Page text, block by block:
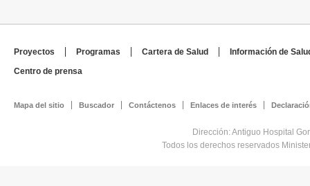
Proyectos Programas Cartera de Salud
Información de
Centro de prensa
Mapa del sitio Buscador Contáctenos Enlaces de interés
Dirección: Antiguo Hospital
Todos los derechos reservados